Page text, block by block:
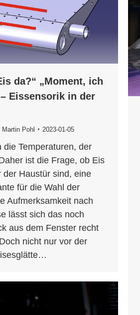
da?“ „Moment, ich
Eissensorik in der
Martin Pohl 2023-01-05
die Temperaturen, der
ist die Frage, ob Eis
der Haustür sind, eine
für die Wahl der
Aufmerksamkeit nach
lässt sich das noch
aus dem Fenster recht
nicht nur vor der